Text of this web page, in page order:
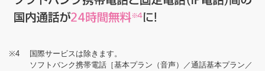
※4
国際サービスは除きます。
ソフトバンク携帯電話［基本プラン（音声）／通話基本プラン／